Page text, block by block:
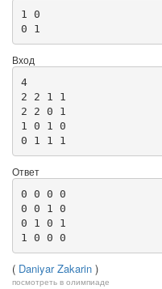
1 0
0 1
Вход
4
2 2 1 1
2 2 0 1
1 0 1 0
0 1 1 1
Ответ
0 0 0 0
0 0 1 0
0 1 0 1
1 0 0 0
( Daniyar Zakarin )
посмотреть в олимпиаде